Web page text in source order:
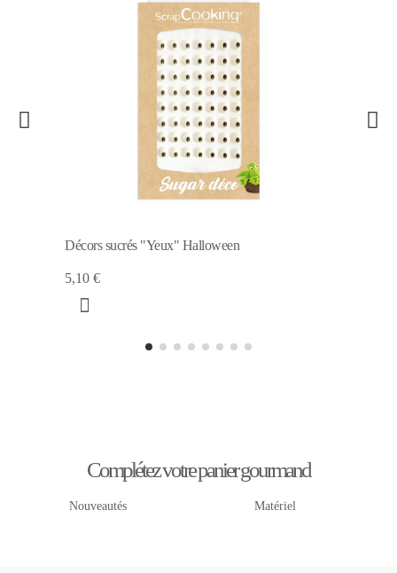
Décors sucrés "Yeux" Halloween
5,10 €
Complétez votre panier gourmand
Nouveautés Matériel